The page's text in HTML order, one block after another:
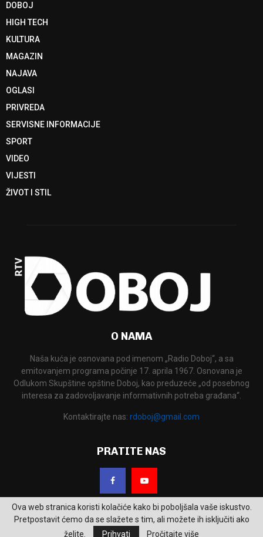
DOBOJ
HIGH TECH
KULTURA
MAGAZIN
NAJAVA
OGLASI
PRIVREDA
SERVISNE INFORMACIJE
SPORT
VIDEO
VIJESTI
ŽIVOT I STIL
O NAMA
Naša kuća je osnovana pod imenom „Radio Doboj“, a sa
emitovanjem programa počinje 17. aprila 1967. Osnovana je
Odlukom Skupštine opštine Doboj, kao preduzeće „od posebnog
interesa za zadovoljavanje informativnih potreba građana“.
Kontaktirajte nas: rdoboj@gmail.com
PRATITE NAS
2026 - RTV Doboj. Sva prava zadržana.
Ova web stranica koristi kolačiće kako bi poboljšala vaše iskustvo.
Pretpostavit ćemo da se slažete s tim, ali možete ih isključiti ako
želite.
Prihvati Pročitajte više